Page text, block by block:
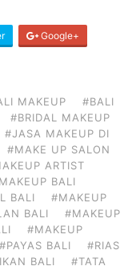
Google+
MAKEUP
#BALI
#BRIDAL MAKEUP
#JASA MAKEUP DI
#MAKE UP SALON
ARTIST
BALI
BALI
#MAKEUP
BALI
#MAKEUP
#MAKEUP
#PAYAS BALI
#RIAS
BALI
#TATA